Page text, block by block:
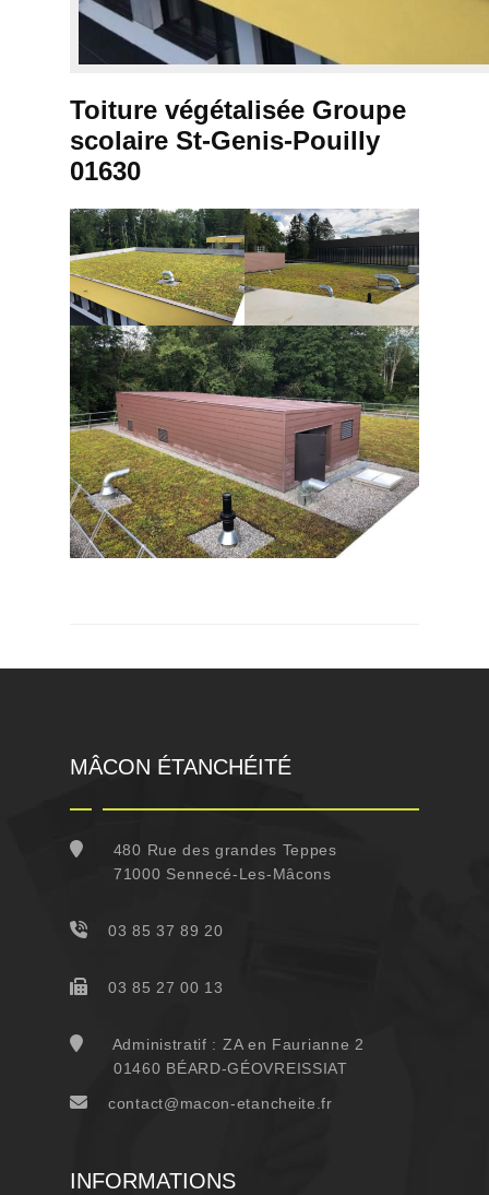
Toiture végétalisée Groupe
scolaire St-Genis-Pouilly
01630
MÂCON ÉTANCHÉITÉ
480 Rue des grandes Teppes
71000 Sennecé-Les-Mâcons
03 85 37 89 20
03 85 27 00 13
Administratif : ZA en Faurianne 2
01460 BÉARD-GÉOVREISSIAT
contact@macon-etancheite.fr
INFORMATIONS